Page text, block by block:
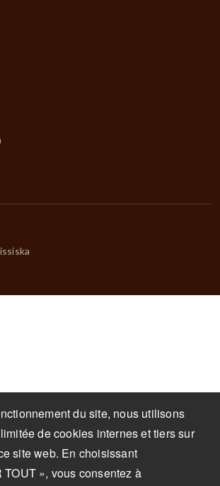
du site, nous utilisons
de cookies internes et tiers sur
site web. En choisissant
TOUT », vous consentez à